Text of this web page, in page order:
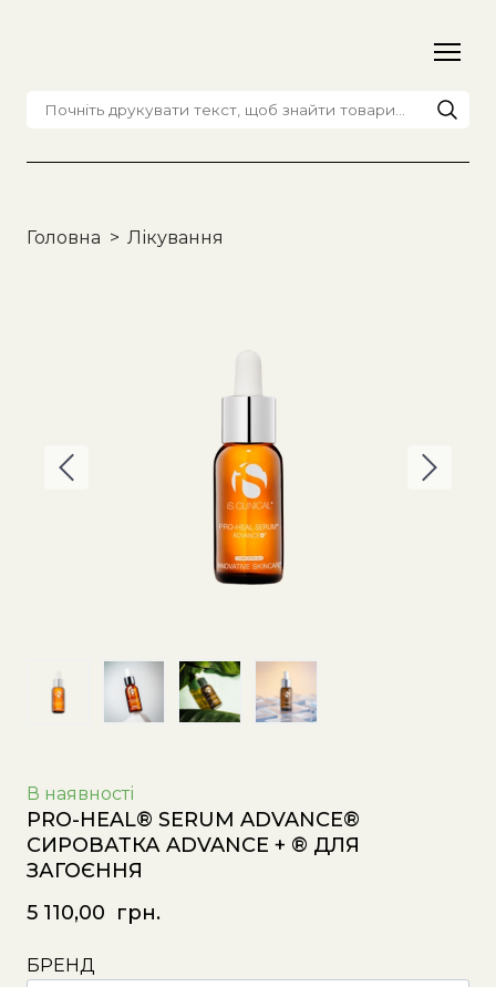
Головна Лікування
В наявності
PRO-HEAL® SERUM ADVANCE®
СИРОВАТКА ADVANCE + ® ДЛЯ
ЗАГОЄННЯ
5 110,00  грн.
БРЕНД